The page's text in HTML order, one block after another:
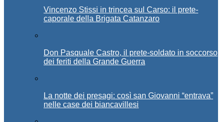
Vincenzo Stissi in trincea sul Carso: il prete-
caporale della Brigata Catanzaro
Don Pasquale Castro, il prete-soldato in soccorso
dei feriti della Grande Guerra
La notte dei presagi: così san Giovanni “entrava”
nelle case dei biancavillesi